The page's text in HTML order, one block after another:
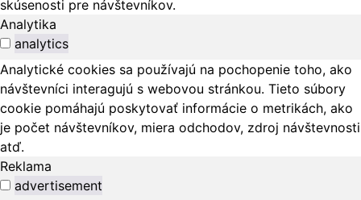
skúsenosti pre návštevníkov.
Analytika
analytics
Analytické cookies sa používajú na pochopenie toho, ako
návštevníci interagujú s webovou stránkou. Tieto súbory
cookie pomáhajú poskytovať informácie o metrikách, ako
je počet návštevníkov, miera odchodov, zdroj návštevnosti
atď.
Reklama
advertisement